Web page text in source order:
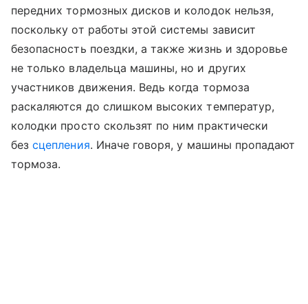
передних тормозных дисков и колодок нельзя,
поскольку от работы этой системы зависит
безопасность поездки, а также жизнь и здоровье
не только владельца машины, но и других
участников движения. Ведь когда тормоза
раскаляются до слишком высоких температур,
колодки просто скользят по ним практически
безсцепления. Иначе говоря, у машины пропадают
тормоза.